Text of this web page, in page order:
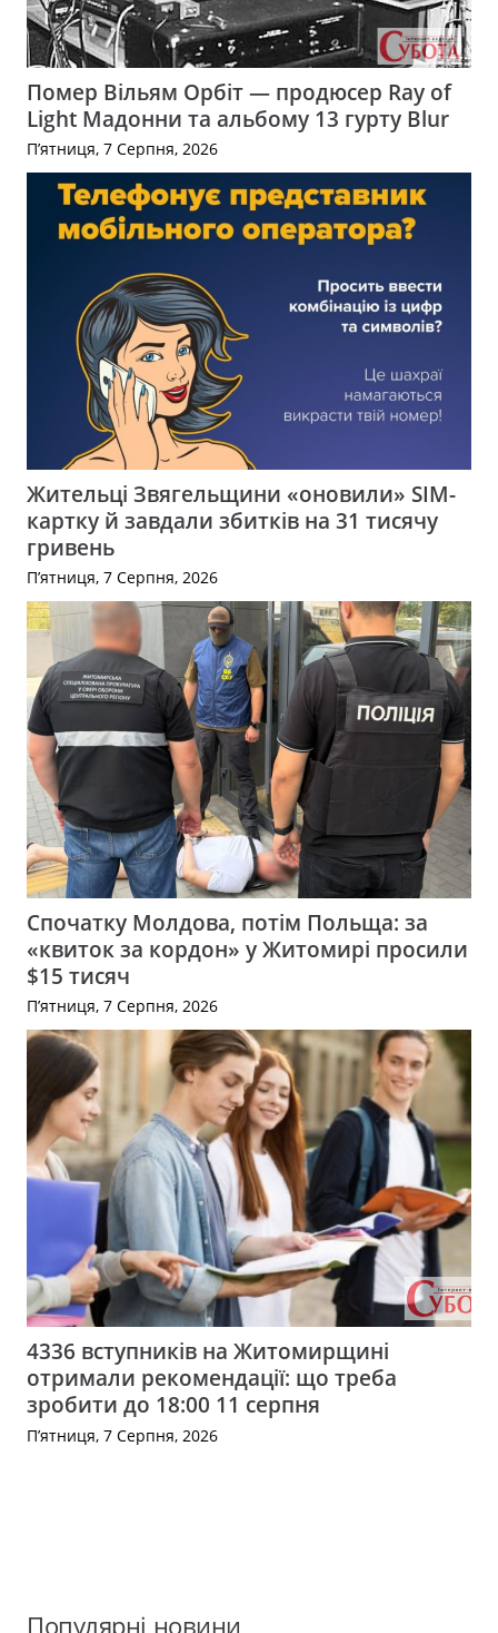
Помер Вільям Орбіт — продюсер Ray of
Light Мадонни та альбому 13 гурту Blur
П’ятниця, 7 Серпня, 2026
Жительці Звягельщини «оновили» SIM-
картку й завдали збитків на 31 тисячу
гривень
П’ятниця, 7 Серпня, 2026
Спочатку Молдова, потім Польща: за
«квиток за кордон» у Житомирі просили
$15 тисяч
П’ятниця, 7 Серпня, 2026
4336 вступників на Житомирщині
отримали рекомендації: що треба
зробити до 18:00 11 серпня
П’ятниця, 7 Серпня, 2026
Популярні новини